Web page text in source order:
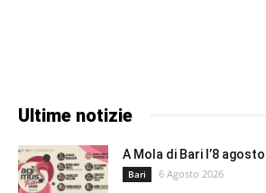
Ultime notizie
A Mola di Bari l’8
Bari 6 Agosto 2026